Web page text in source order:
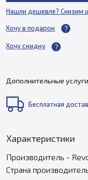
Нашли дешевле? Снизим
Хочу в подарок
Хочу скидку
Дополнительные
Бесплатная
Характеристики
Производитель -
Страна